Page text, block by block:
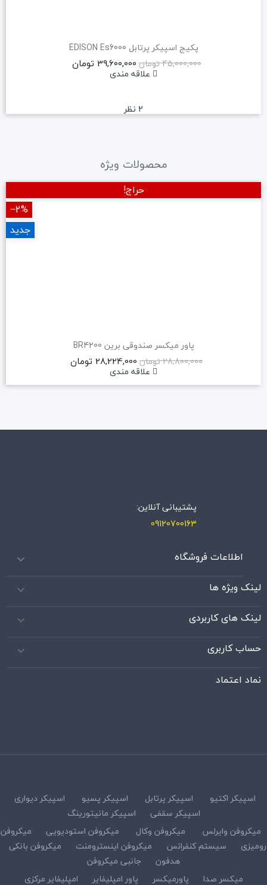
پکیج اسپیکر پرتابل EDISON Es6000
45,000,000 تومان
39,600,000 تومان
علاقه مندی
2 نظر
محصولات ویژه
پاور میکسر صندوقی برین BR4200
28,800,000 تومان
28,224,000 تومان
علاقه مندی
حراج!
‎−2%
جدید
پشتیبانی آنلاین:
09120700163
اطلاعات فروشگاه 
لینک ویژه ها 
لینک های کاربردی 
حساب کاربری 
نماد اعتماد
اسپیکر اکتیو اسپیکر پرتابل اسپیکر پسیو
اسپیکر دیواری
اسپیکر سقفی
اسپیکر مانیتورینگ
میکروفن وایرلس
میکروفن وکال میکروفن استودیویی
میکروفن
رومیزی
سیستم کنفرانس میکروفن اینسترومنت
میکروفن بانکی
هدفون
جانبی میکروفن